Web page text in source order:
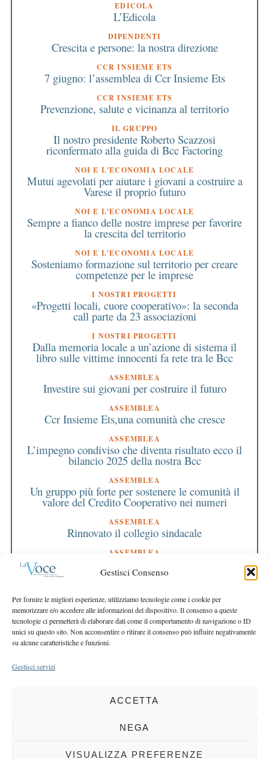
Gestisci Consenso
Per fornire le migliori esperienze, utilizziamo tecnologie come i cookie per
memorizzare e/o accedere alle informazioni del dispositivo. Il consenso a queste
tecnologie ci permetterà di elaborare dati come il comportamento di navigazione o ID
unici su questo sito. Non acconsentire o ritirare il consenso può influire negativamente
su alcune caratteristiche e funzioni.
Gestisci servizi
ACCETTA
NEGA
VISUALIZZA PREFERENZE
EDICOLA
L’Edicola
DIPENDENTI
Crescita e persone: la nostra direzione
CCR INSIEME ETS
7 giugno: l’assemblea di Ccr Insieme Ets
CCR INSIEME ETS
Prevenzione, salute e vicinanza al territorio
IL GRUPPO
Il nostro presidente Roberto Scazzosi
riconfermato alla guida di Bcc Factoring
NOI E L'ECONOMIA LOCALE
Mutui agevolati per aiutare i giovani a costruire a
Varese il proprio futuro
NOI E L'ECONOMIA LOCALE
Sempre a fianco delle nostre imprese per favorire
la crescita del territorio
NOI E L'ECONOMIA LOCALE
Sosteniamo formazione sul territorio per creare
competenze per le imprese
I NOSTRI PROGETTI
«Progetti locali, cuore cooperativo»: la seconda
call parte da 23 associazioni
I NOSTRI PROGETTI
Dalla memoria locale a un’azione di sistema il
libro sulle vittime innocenti fa rete tra le Bcc
ASSEMBLEA
Investire sui giovani per costruire il futuro
ASSEMBLEA
Ccr Insieme Ets,una comunità che cresce
ASSEMBLEA
L’impegno condiviso che diventa risultato ecco il
bilancio 2025 della nostra Bcc
ASSEMBLEA
Un gruppo più forte per sostenere le comunità il
valore del Credito Cooperativo nei numeri
ASSEMBLEA
Rinnovato il collegio sindacale
ASSEMBLEA
Bilancio approvato all’unanimità e 2 milioni
destinati al territorio
EDITORIALE DIRETTORE
Crescere restando riconoscibili
EDITORIALE PRESIDENTE
Costruire futuro insieme
COPYRIGHT 2025 LA VOCE |PRIVACY
BCC DI BUSTO GAROLFO E BUGUGGIATE